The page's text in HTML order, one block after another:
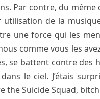
Par contre, du
utilisation de la
une force qui les
comme vous les
se battent contre des
le ciel. J’étais
the Suicide Squad,